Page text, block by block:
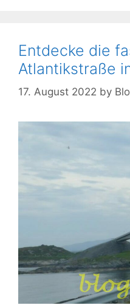
Entdecke die
Atlantikstraße
17. August 2022 by